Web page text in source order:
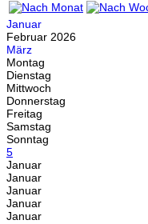
Januar
Februar 2026
März
Montag
Dienstag
Mittwoch
Donnerstag
Freitag
Samstag
Sonntag
5
Januar
Januar
Januar
Januar
Januar